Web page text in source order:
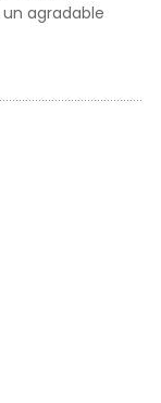
agradable